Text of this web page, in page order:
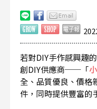
若對DIY手作感興趣
創DIY供應商──「
全、品質優良、價格
件，同時提供豐富的